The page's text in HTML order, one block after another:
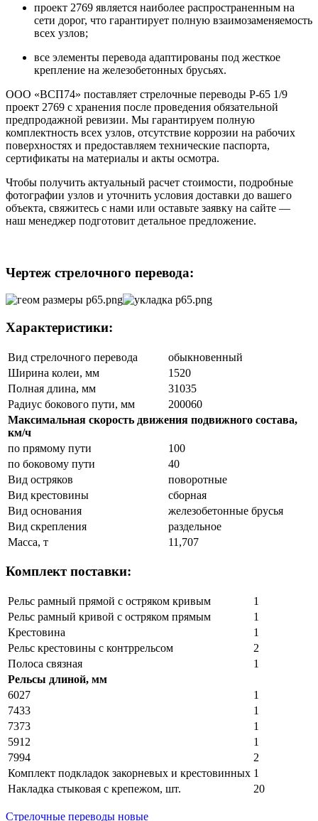
проект 2769 является наиболее распространенным на
сети дорог, что гарантирует полную взаимозаменяемость
всех узлов;
все элементы перевода адаптированы под жесткое
крепление на железобетонных брусьях.
ООО «ВСП74» поставляет стрелочные переводы Р-65 1/9
проект 2769 с хранения после проведения обязательной
предпродажной ревизии. Мы гарантируем полную
комплектность всех узлов, отсутствие коррозии на рабочих
поверхностях и предоставляем технические паспорта,
сертификаты на материалы и акты осмотра.
Чтобы получить актуальный расчет стоимости, подробные
фотографии узлов и уточнить условия доставки до вашего
объекта, свяжитесь с нами или оставьте заявку на сайте —
наш менеджер подготовит детальное предложение.
Чертеж стрелочного перевода:
Характеристики:
Вид стрелочного перевода
обыкновенный
Ширина колеи, мм
1520
Полная длина, мм
31035
Радиус бокового пути, мм
200060
Максимальная скорость движения подвижного состава,
км/ч
по прямому пути
100
по боковому пути
40
Вид остряков
поворотные
Вид крестовины
сборная
Вид основания
железобетонные брусья
Вид скрепления
раздельное
Масса, т
11,707
Комплект поставки:
Рельс рамный прямой с остряком кривым
1
Рельс рамный кривой с остряком прямым
1
Крестовина
1
Рельс крестовины с контррельсом
2
Полоса связная
1
Рельсы длиной, мм
6027
1
7433
1
7373
1
5912
1
7994
2
Комплект подкладок закорневых и крестовинных 1
Накладка стыковая с крепежом, шт.
20
Стрелочные переводы новые